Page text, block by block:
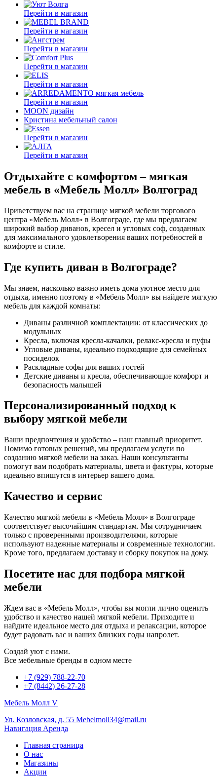
Перейти в магазин
Перейти в магазин
Перейти в магазин
Перейти в магазин
Перейти в магазин
Перейти в магазин
MOON дизайн
Кристина мебельный салон
Перейти в магазин
Перейти в магазин
Отдыхайте с комфортом – мягкая
мебель в «Мебель Молл» Волгоград
Приветствуем вас на странице мягкой мебели торгового
центра «Мебель Молл» в Волгограде, где мы предлагаем
широкий выбор диванов, кресел и угловых соф, созданных
для максимального удовлетворения ваших потребностей в
комфорте и стиле.
Где купить диван в Волгограде?
Мы знаем, насколько важно иметь дома уютное место для
отдыха, именно поэтому в «Мебель Молл» вы найдете мягкую
мебель для каждой комнаты:
Диваны различной комплектации: от классических до
модульных
Кресла, включая кресла-качалки, релакс-кресла и пуфы
Угловые диваны, идеально подходящие для семейных
посиделок
Раскладные софы для ваших гостей
Детские диваны и кресла, обеспечивающие комфорт и
безопасность малышей
Персонализированный подход к
выбору мягкой мебели
Ваши предпочтения и удобство – наш главный приоритет.
Помимо готовых решений, мы предлагаем услуги по
созданию мягкой мебели на заказ. Наши консультанты
помогут вам подобрать материалы, цвета и фактуры, которые
идеально впишутся в интерьер вашего дома.
Качество и сервис
Качество мягкой мебели в «Мебель Молл» в Волгограде
соответствует высочайшим стандартам. Мы сотрудничаем
только с проверенными производителями, которые
используют надежные материалы и современные технологии.
Кроме того, предлагаем доставку и сборку покупок на дому.
Посетите нас для подбора мягкой
мебели
Ждем вас в «Мебель Молл», чтобы вы могли лично оценить
удобство и качество нашей мягкой мебели. Приходите и
найдите идеальное место для отдыха и релаксации, которое
будет радовать вас и ваших близких годы напролет.
Создай уют с нами.
Все мебельные бренды в одном месте
+7 (929) 788-22-70
+7 (8442) 26-27-28
Мебель Молл V
Ул. Козловская, д. 55 Mebelmoll34@mail.ru
Навигация Аренда
Главная страница
О нас
Магазины
Акции